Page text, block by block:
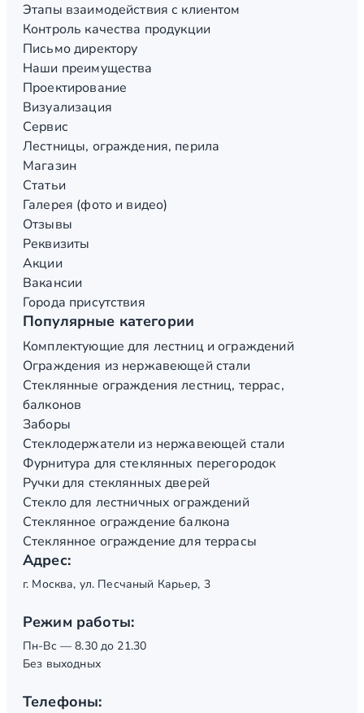
Этапы взаимодействия с клиентом
Контроль качества продукции
Письмо директору
Наши преимущества
Проектирование
Визуализация
Сервис
Лестницы, ограждения, перила
Магазин
Статьи
Галерея (фото и видео)
Отзывы
Реквизиты
Акции
Вакансии
Города присутствия
Популярные категории
Комплектующие для лестниц и ограждений
Ограждения из нержавеющей стали
Стеклянные ограждения лестниц, террас,
балконов
Заборы
Стеклодержатели из нержавеющей стали
Фурнитура для стеклянных перегородок
Ручки для стеклянных дверей
Стекло для лестничных ограждений
Стеклянное ограждение балкона
Стеклянное ограждение для террасы
Адрес:
г. Москва, ул. Песчаный Карьер, 3
Режим работы:
Пн-Вс — 8.30 до 21.30
Без выходных
Телефоны: